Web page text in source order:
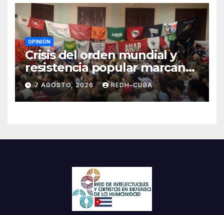
OPINIÓN
Crisis del orden mundial y
resistencia popular marcan
el inicio de la IV Asamblea
Continental de ALBA
Movimientos en Cuba
7 AGOSTO, 2026 REDH-CUBA